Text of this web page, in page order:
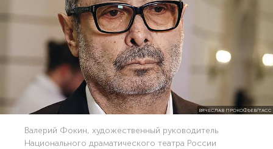
ВЯЧЕСЛАВ ПРОКОФЬЕВ/ТАСС
Валерий Фокин, художественный руководитель
Национального драматического театра России